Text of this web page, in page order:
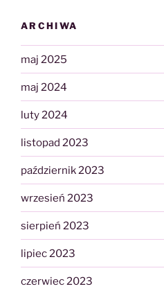
ARCHIWA
maj 2025
maj 2024
luty 2024
listopad 2023
październik 2023
wrzesień 2023
sierpień 2023
lipiec 2023
czerwiec 2023